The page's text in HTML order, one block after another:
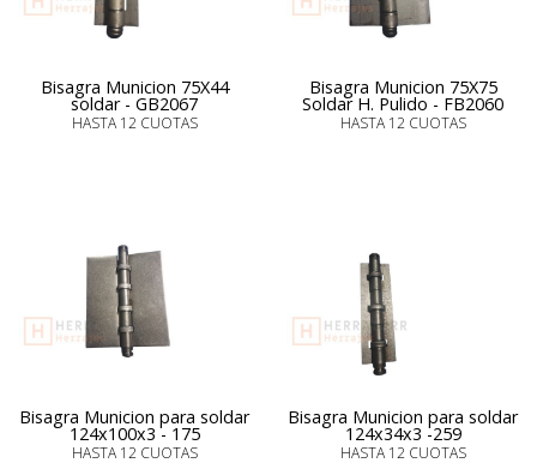
Bisagra Municion 75X44
soldar - GB2067
HASTA 12 CUOTAS
Bisagra Municion 75X75
Soldar H. Pulido - FB2060
HASTA 12 CUOTAS
Bisagra Municion para soldar
124x100x3 - 175
HASTA 12 CUOTAS
Bisagra Municion para soldar
124x34x3 -259
HASTA 12 CUOTAS